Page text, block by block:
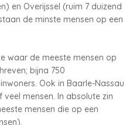
en Overijssel (ruim 7 duizend
de minste mensen op een
waar de meeste mensen op
bijna 750
Ook in Baarle-Nassau
mensen. In absolute zin
mensen die op een